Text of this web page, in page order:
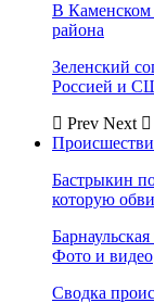
В Каменском
района
Зеленский
Россией и
Prev Next
Бастрыкин
которую
Фото и видео
Сводка